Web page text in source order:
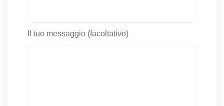
Il tuo messaggio (facoltativo)